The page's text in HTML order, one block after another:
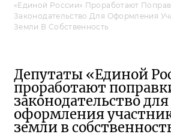
«Единой России» Проработают
Законодательство Для Оформления
Земли В Собственность
Депутаты «Единой
проработают
законодательство для
оформления
земли в